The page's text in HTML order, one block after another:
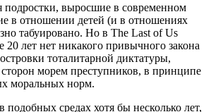
подростки, выросшие в современном
в отношении детей (и в отношениях
табуировано. Но в The Last of Us
20 лет нет никакого привычного закона
тоталитарной диктатуры,
морем преступников, в принципе
моральных норм.
средах хотя бы несколько лет,